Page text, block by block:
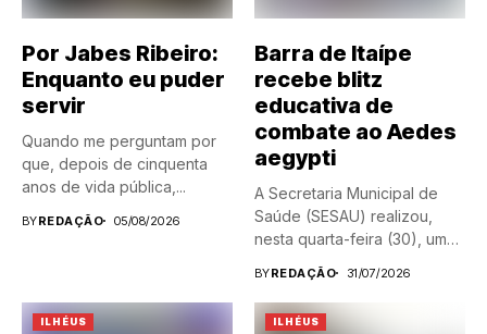
Por Jabes Ribeiro:
Enquanto eu puder
servir
Quando me perguntam por
que, depois de cinquenta
anos de vida pública,...
BYREDAÇÃO 05/08/2026
Barra de Itaípe
recebe blitz
educativa de
combate ao Aedes
aegypti
A Secretaria Municipal de
Saúde (SESAU) realizou,
nesta quarta-feira (30), uma
BYREDAÇÃO 31/07/2026
ILHÉUS ILHÉUS